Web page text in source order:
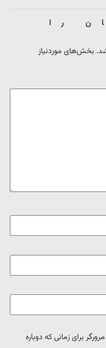
را
بخش‌های موردنیاز
برای زمانی که دوباره